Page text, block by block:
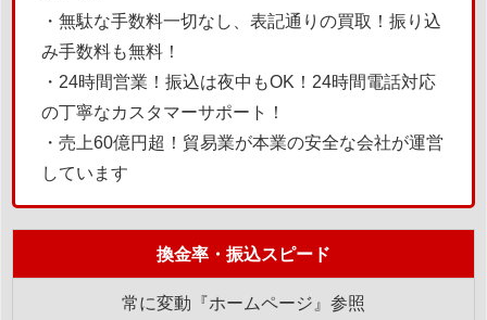
・無駄な手数料一切なし、表記通りの買取！振り込
み手数料も無料！
・24時間営業！振込は夜中もOK！24時間電話対応
の丁寧なカスタマーサポート！
・売上60億円超！貿易業が本業の安全な会社が運営
しています
換金率・振込スピード
常に変動『ホームページ』参照